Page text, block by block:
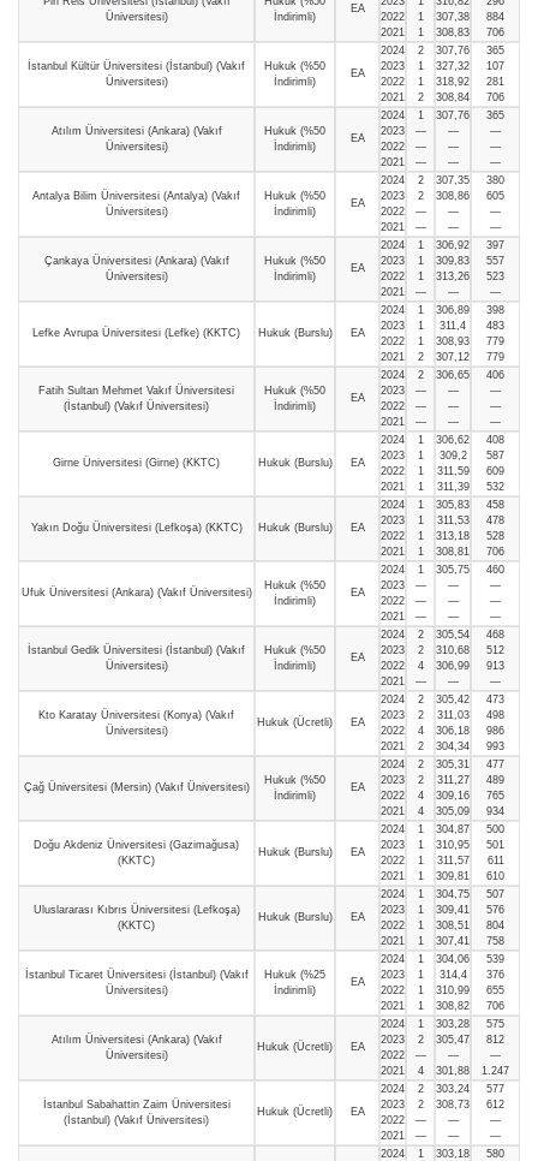
Üniversitesi)
İndirimli)
EA
2022
2021
1
1
307,38
308,83
884
706
İstanbul Kültür Üniversitesi (İstanbul) (Vakıf
Üniversitesi)
Hukuk (%50
İndirimli)
EA
2024
2023
2022
2021
2
1
1
2
307,76
327,32
318,92
308,84
365
107
281
706
Atılım Üniversitesi (Ankara) (Vakıf
Üniversitesi)
Hukuk (%50
İndirimli)
EA
2024
2023
2022
2021
1
—
—
—
307,76
—
—
—
365
—
—
—
Antalya Bilim Üniversitesi (Antalya) (Vakıf
Üniversitesi)
Hukuk (%50
İndirimli)
EA
2024
2023
2022
2021
2
2
—
—
307,35
308,86
—
—
380
605
—
—
Çankaya Üniversitesi (Ankara) (Vakıf
Üniversitesi)
Hukuk (%50
İndirimli)
EA
2024
2023
2022
2021
1
1
1
—
306,92
309,83
313,26
—
397
557
523
—
Lefke Avrupa Üniversitesi (Lefke) (KKTC) Hukuk (Burslu) EA
2024
2023
2022
2021
1
1
1
2
306,89
311,4
308,93
307,12
398
483
779
779
Fatih Sultan Mehmet Vakıf Üniversitesi
(İstanbul) (Vakıf Üniversitesi)
Hukuk (%50
İndirimli)
EA
2024
2023
2022
2021
2
—
—
—
306,65
—
—
—
406
—
—
—
Girne Üniversitesi (Girne) (KKTC) Hukuk (Burslu) EA
2024
2023
2022
2021
1
1
1
1
306,62
309,2
311,59
311,39
408
587
609
532
Yakın Doğu Üniversitesi (Lefkoşa) (KKTC) Hukuk (Burslu) EA
2024
2023
2022
2021
1
1
1
1
305,83
311,53
313,18
308,81
458
478
528
706
Ufuk Üniversitesi (Ankara) (Vakıf Üniversitesi)
Hukuk (%50
İndirimli)
EA
2024
2023
2022
2021
1
—
—
—
305,75
—
—
—
460
—
—
—
İstanbul Gedik Üniversitesi (İstanbul) (Vakıf
Üniversitesi)
Hukuk (%50
İndirimli)
EA
2024
2023
2022
2021
2
2
4
—
305,54
310,68
306,99
—
468
512
913
—
Kto Karatay Üniversitesi (Konya) (Vakıf
Üniversitesi)
Hukuk (Ücretli) EA
2024
2023
2022
2021
2
2
4
2
305,42
311,03
306,18
304,34
473
498
986
993
Çağ Üniversitesi (Mersin) (Vakıf Üniversitesi)
Hukuk (%50
İndirimli)
EA
2024
2023
2022
2021
2
2
4
4
305,31
311,27
309,16
305,09
477
489
765
934
Doğu Akdeniz Üniversitesi (Gazimağusa)
(KKTC)
Hukuk (Burslu) EA
2024
2023
2022
2021
1
1
1
1
304,87
310,95
311,57
309,81
500
501
611
610
Uluslararası Kıbrıs Üniversitesi (Lefkoşa)
(KKTC)
Hukuk (Burslu) EA
2024
2023
2022
2021
1
1
1
1
304,75
309,41
308,51
307,41
507
576
804
758
İstanbul Ticaret Üniversitesi (İstanbul) (Vakıf
Üniversitesi)
Hukuk (%25
İndirimli)
EA
2024
2023
2022
2021
1
1
1
1
304,06
314,4
310,99
308,82
539
376
655
706
Atılım Üniversitesi (Ankara) (Vakıf
Üniversitesi)
Hukuk (Ücretli) EA
2024
2023
2022
2021
1
2
—
4
303,28
305,47
—
301,88
575
812
—
1.247
İstanbul Sabahattin Zaim Üniversitesi
(İstanbul) (Vakıf Üniversitesi)
Hukuk (Ücretli) EA
2024
2023
2022
2021
2
2
—
—
303,24
308,73
—
—
577
612
—
—
2024
1
303,18
580